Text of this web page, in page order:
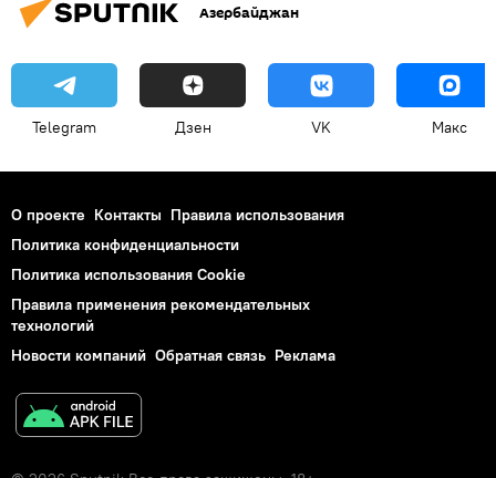
Азербайджан
Telegram Дзен VK Макс
О проекте Контакты Правила использования
Политика конфиденциальности
Политика использования Cookie
Правила применения рекомендательных
технологий
Новости компаний Обратная связь Реклама